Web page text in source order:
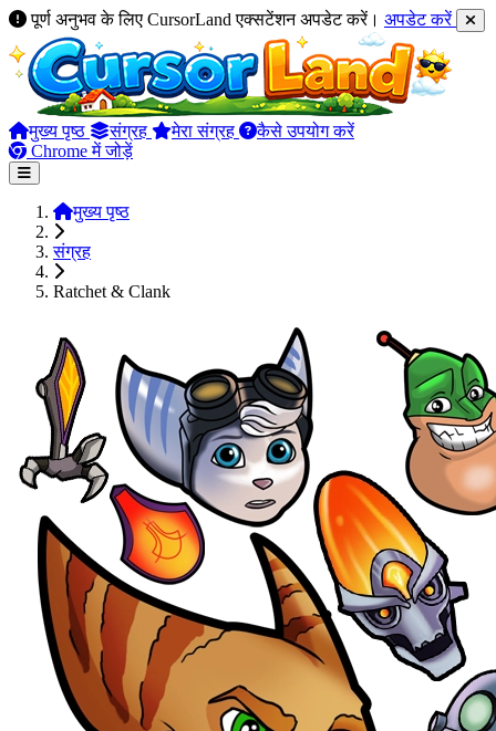
पूर्ण अनुभव के लिए CursorLand एक्सटेंशन अपडेट करें। अपडेट करें
मुख्य पृष्ठ संग्रह मेरा संग्रह
कैसे उपयोग करें
Chrome में जोड़ें
मुख्य पृष्ठ
संग्रह
Ratchet & Clank